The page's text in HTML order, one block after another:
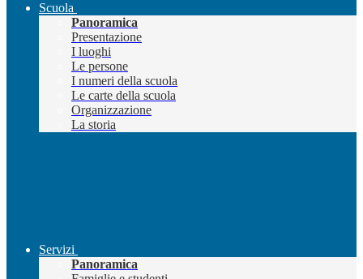
Scuola
Panoramica
Presentazione
I luoghi
Le persone
I numeri della scuola
Le carte della scuola
Organizzazione
La storia
Servizi
Panoramica